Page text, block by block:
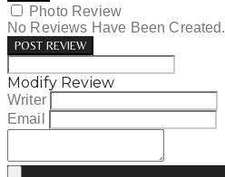
Photo Review
No Reviews Have Been Created.
POST REVIEW
Modify Review
Writer
Email